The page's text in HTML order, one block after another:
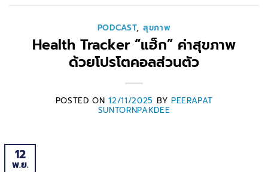
PODCAST, สุขภาพ
Health Tracker “แฮ็ก” ค่าสุขภาพ
ด้วยโปรโตคอลส่วนตัว
POSTED ON12/11/2025 BY PEERAPAT
SUNTORNPAKDEE
12
พ.ย.